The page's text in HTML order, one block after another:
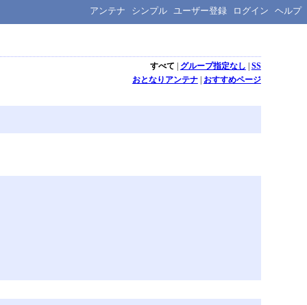
アンテナ シンプル ユーザー登録 ログイン ヘルプ
すべて | グループ指定なし | SS
おとなりアンテナ| おすすめページ